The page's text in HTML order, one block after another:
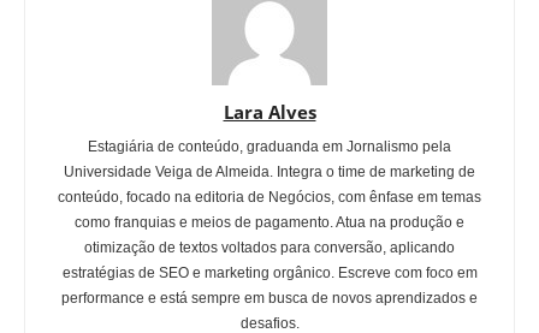
Lara Alves
Estagiária de conteúdo, graduanda em Jornalismo pela
Universidade Veiga de Almeida. Integra o time de marketing de
conteúdo, focado na editoria de Negócios, com ênfase em temas
como franquias e meios de pagamento. Atua na produção e
otimização de textos voltados para conversão, aplicando
estratégias de SEO e marketing orgânico. Escreve com foco em
performance e está sempre em busca de novos aprendizados e
desafios.